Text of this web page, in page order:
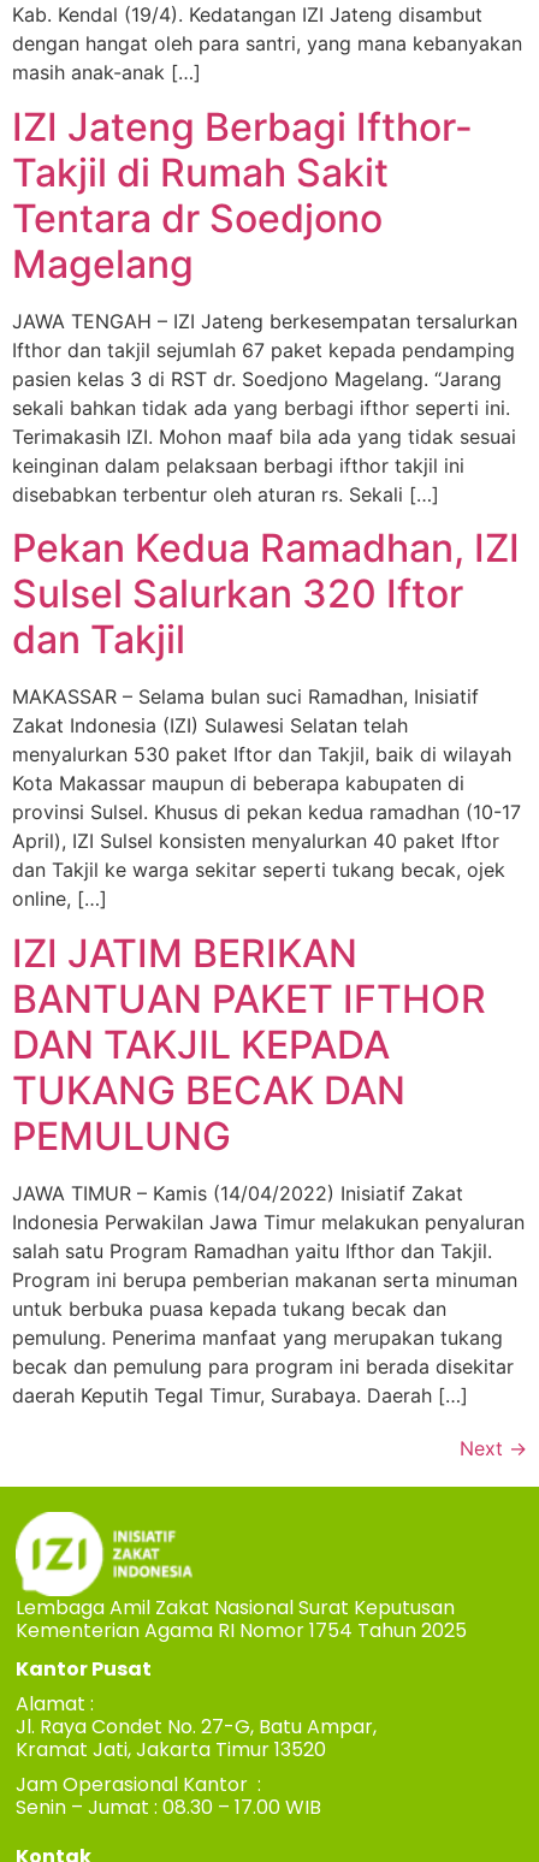
Kab. Kendal (19/4). Kedatangan IZI Jateng disambut
dengan hangat oleh para santri, yang mana kebanyakan
masih anak-anak […]
IZI Jateng Berbagi Ifthor-
Takjil di Rumah Sakit
Tentara dr Soedjono
Magelang
JAWA TENGAH – IZI Jateng berkesempatan tersalurkan
Ifthor dan takjil sejumlah 67 paket kepada pendamping
pasien kelas 3 di RST dr. Soedjono Magelang. “Jarang
sekali bahkan tidak ada yang berbagi ifthor seperti ini.
Terimakasih IZI. Mohon maaf bila ada yang tidak sesuai
keinginan dalam pelaksaan berbagi ifthor takjil ini
disebabkan terbentur oleh aturan rs. Sekali […]
Pekan Kedua Ramadhan, IZI
Sulsel Salurkan 320 Iftor
dan Takjil
MAKASSAR – Selama bulan suci Ramadhan, Inisiatif
Zakat Indonesia (IZI) Sulawesi Selatan telah
menyalurkan 530 paket Iftor dan Takjil, baik di wilayah
Kota Makassar maupun di beberapa kabupaten di
provinsi Sulsel. Khusus di pekan kedua ramadhan (10-17
April), IZI Sulsel konsisten menyalurkan 40 paket Iftor
dan Takjil ke warga sekitar seperti tukang becak, ojek
online, […]
IZI JATIM BERIKAN
BANTUAN PAKET IFTHOR
DAN TAKJIL KEPADA
TUKANG BECAK DAN
PEMULUNG
JAWA TIMUR – Kamis (14/04/2022) Inisiatif Zakat
Indonesia Perwakilan Jawa Timur melakukan penyaluran
salah satu Program Ramadhan yaitu Ifthor dan Takjil.
Program ini berupa pemberian makanan serta minuman
untuk berbuka puasa kepada tukang becak dan
pemulung. Penerima manfaat yang merupakan tukang
becak dan pemulung para program ini berada disekitar
daerah Keputih Tegal Timur, Surabaya. Daerah […]
Next →
Lembaga Amil Zakat Nasional Surat Keputusan
Kementerian Agama RI Nomor 1754 Tahun 2025
Kantor Pusat
Alamat :
Jl. Raya Condet No. 27-G, Batu Ampar,
Kramat Jati, Jakarta Timur 13520
Jam Operasional Kantor :
Senin – Jumat : 08.30 – 17.00 WIB